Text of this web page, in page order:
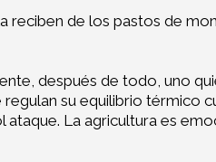
reciben de los pastos de
después de todo, uno
su equilibrio térmico
La agricultura es